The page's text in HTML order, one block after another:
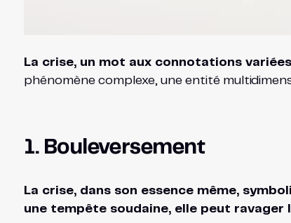
La crise, un mot aux connotations
phénomène complexe, une entité
1. Bouleversement
La crise, dans son essence même,
une tempête soudaine, elle peut